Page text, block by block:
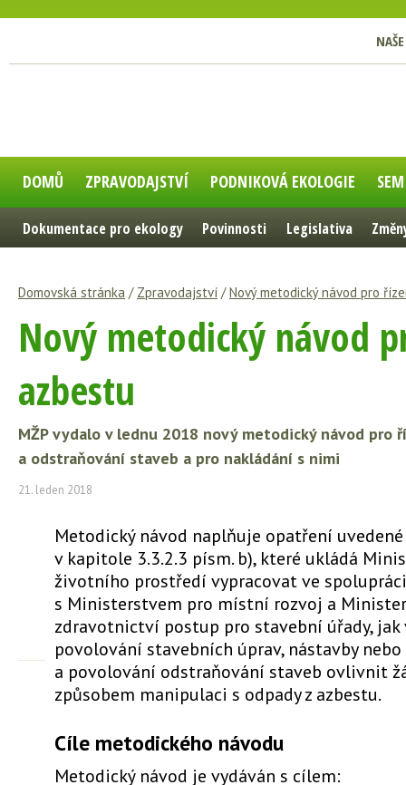
DOMŮ ZPRAVODAJSTVÍ PODNIKOVÁ EKOLOGIE
Dokumentace pro ekology Povinnosti Legislativa
Domovská stránka / Zpravodajství /Nový metodický návod pro
Nový metodický návod
azbestu
MŽP vydalo v lednu 2018 nový metodický návod
a odstraňování staveb a pro nakládání s nimi
21. leden 2018
Metodický návod naplňuje opatření uvedené
v kapitole 3.3.2.3 písm. b), které ukládá
životního prostředí vypracovat ve spolupráci
s Ministerstvem pro místní rozvoj a
zdravotnictví postup pro stavební úřady, jak
povolování stavebních úprav, nástavby
a povolování odstraňování staveb ovlivnit
způsobem manipulaci s odpady z azbestu.
Cíle metodického návodu
Metodický návod je vydáván s cílem: